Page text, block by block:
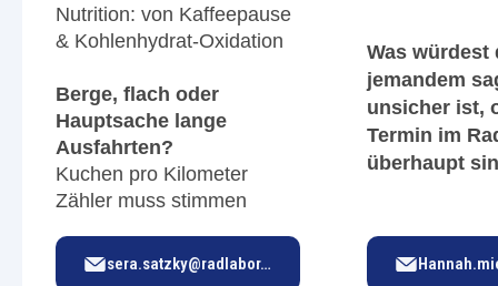
Nutrition: von Kaffeepause
& Kohlenhydrat-Oxidation
Berge, flach oder
Hauptsache lange
Ausfahrten?
Kuchen pro Kilometer
Zähler muss stimmen
sera.satzky@radlabor.de
Was würdest
jemandem
unsicher ist,
Termin im
überhaupt